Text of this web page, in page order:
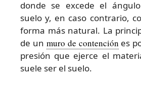
donde se excede el
suelo y, en caso contrario,
forma más natural. La
de un muro de contención es
presión que ejerce el
suele ser el suelo.